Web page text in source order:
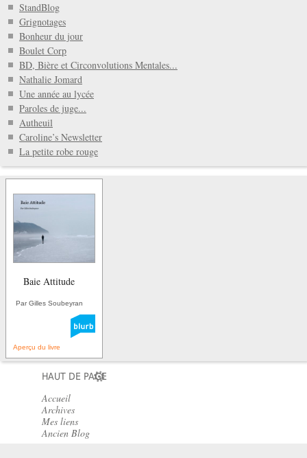
StandBlog
Grignotages
Bonheur du jour
Boulet Corp
BD, Bière et Circonvolutions Mentales...
Nathalie Jomard
Une année au lycée
Paroles de juge...
Autheuil
Caroline’s Newsletter
La petite robe rouge
Baie Attitude
Par Gilles Soubeyran
Aperçu du livre
HAUT DE PAGE
Accueil
Archives
Mes liens
Ancien Blog